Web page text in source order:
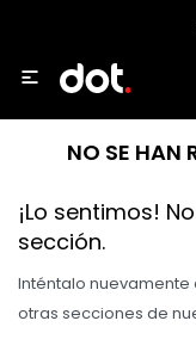

NO SE HAN
¡Lo sentimos!
sección.
Inténtalo
otras secciones de
Celulares,